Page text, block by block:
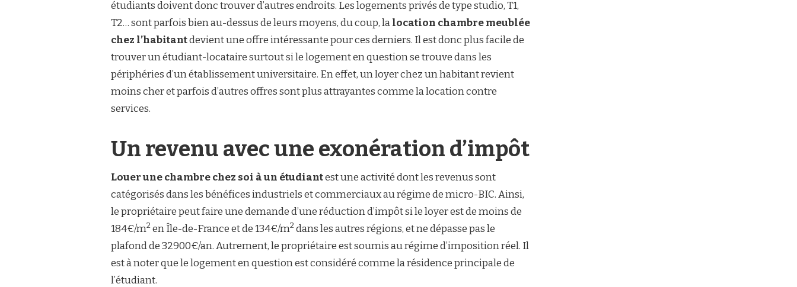
étudiants doivent donc trouver d’autres endroits. Les logements privés de type studio, T1,
T2… sont parfois bien au-dessus de leurs moyens, du coup, lalocation chambre meublée
chez l’habitantdevient une offre intéressante pour ces derniers. Il est donc plus facile de
trouver un étudiant-locataire surtout si le logement en question se trouve dans les
périphéries d’un établissement universitaire. En effet, un loyer chez un habitant revient
moins cher et parfois d’autres offres sont plus attrayantes comme la location contre
services.
Un revenu avec une exonération d’impôt
Louer une chambre chez soi à un étudiantest une activité dont les revenus sont
catégorisés dans les bénéfices industriels et commerciaux au régime de micro-BIC. Ainsi,
le propriétaire peut faire une demande d’une réduction d’impôt si le loyer est de moins de
184€/m2 en Île-de-France et de 134€/m2 dans les autres régions, et ne dépasse pas le
plafond de 32900€/an. Autrement, le propriétaire est soumis au régime d’imposition réel. Il
est à noter que le logement en question est considéré comme la résidence principale de
l’étudiant.